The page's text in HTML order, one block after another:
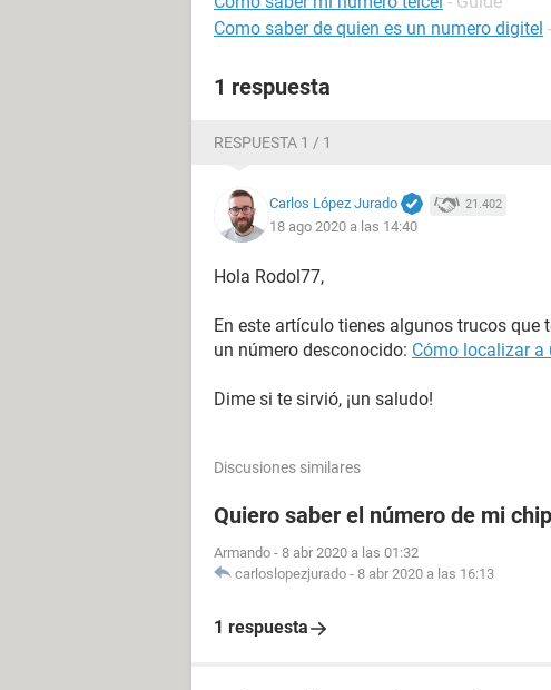
Como saber de quien es un numero digitel -
1 respuesta
RESPUESTA 1 / 1
Carlos López Jurado 21.402
18 ago 2020 a las 14:40
Hola Rodol77,
En este artículo tienes algunos trucos que
un número desconocido: Cómo localizar a
Dime si te sirvió, ¡un saludo!
Discusiones similares
Quiero saber el número de mi
Armando - 8 abr 2020 a las 01:32
carloslopezjurado - 8 abr 2020 a las 16:13
1 respuesta